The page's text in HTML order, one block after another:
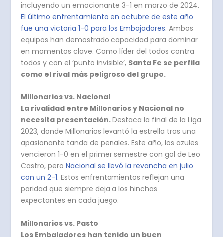
incluyendo un emocionante 3-1 en marzo de 2024.
El último enfrentamiento en octubre de este año
fue una victoria 1-0 para los Embajadores. Ambos
equipos han demostrado capacidad para dominar
en momentos clave. Como líder del todos contra
todos y con el ‘punto invisible’, Santa Fe se perfila
como el rival más peligroso del grupo.
Millonarios vs. Nacional
La rivalidad entre Millonarios y Nacional no
necesita presentación. Destaca la final de la Liga
2023, donde Millonarios levantó la estrella tras una
apasionante tanda de penales. Este año, los azules
vencieron 1-0 en el primer semestre con gol de Leo
Castro, peroNacional se llevó la revancha en julio
con un 2-1. Estos enfrentamientos reflejan una
paridad que siempre deja a los hinchas
expectantes en cada juego.
Millonarios vs. Pasto
Los Embajadores han tenido un buen